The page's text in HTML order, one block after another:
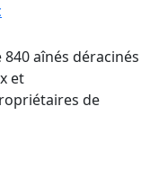
840 aînés déracinés
et
de